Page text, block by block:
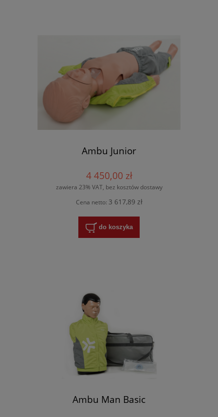
Ambu Junior
4 450,00 zł
zawiera 23% VAT, bez kosztów dostawy
Cena netto: 3 617,89 zł
do koszyka
Ambu Man Basic